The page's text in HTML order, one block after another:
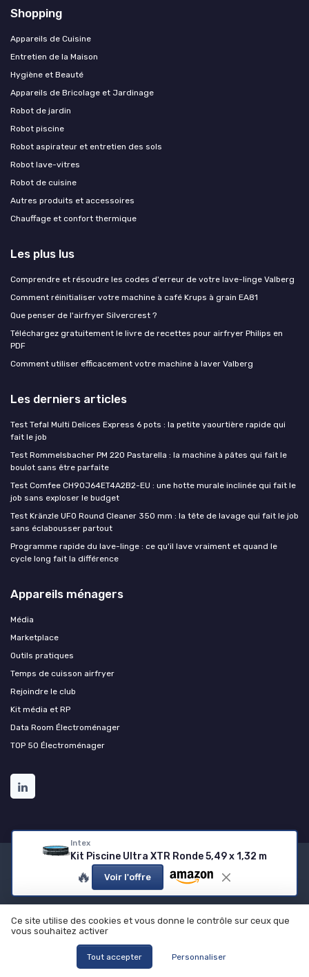
Intex
Kit Piscine Ultra XTR Ronde 5,49 x 1,32 m
🔥 Voir l'offre
Shopping
Appareils de Cuisine
Entretien de la Maison
Hygiène et Beauté
Appareils de Bricolage et Jardinage
Robot de jardin
Robot piscine
Robot aspirateur et entretien des sols
Robot lave-vitres
Robot de cuisine
Autres produits et accessoires
Chauffage et confort thermique
Les plus lus
Comprendre et résoudre les codes d'erreur de votre lave-linge Valberg
Comment réinitialiser votre machine à café Krups à grain EA81
Que penser de l'airfryer Silvercrest ?
Téléchargez gratuitement le livre de recettes pour airfryer Philips en
PDF
Comment utiliser efficacement votre machine à laver Valberg
Les derniers articles
Test Tefal Multi Delices Express 6 pots : la petite yaourtière rapide qui
fait le job
Test Rommelsbacher PM 220 Pastarella : la machine à pâtes qui fait le
boulot sans être parfaite
Test Comfee CH90J64ET4A2B2-EU : une hotte murale inclinée qui fait le
job sans exploser le budget
Test Kränzle UFO Round Cleaner 350 mm : la tête de lavage qui fait le job
sans éclabousser partout
Programme rapide du lave-linge : ce qu'il lave vraiment et quand le
cycle long fait la différence
Appareils ménagers
Média
Marketplace
Outils pratiques
Temps de cuisson airfryer
Rejoindre le club
Kit média et RP
Data Room Électroménager
TOP 50 Électroménager
Mentions légales Politique de confidentialité
enquête 2025 sur les appareils ménagers
Qui sommes-nous ?
Notre méthodologie de test et de sélection
Nos meilleurs comparatifs
Ce site utilise des cookies et vous donne le contrôle sur ceux que
vous souhaitez activer
Tout accepter Personnaliser